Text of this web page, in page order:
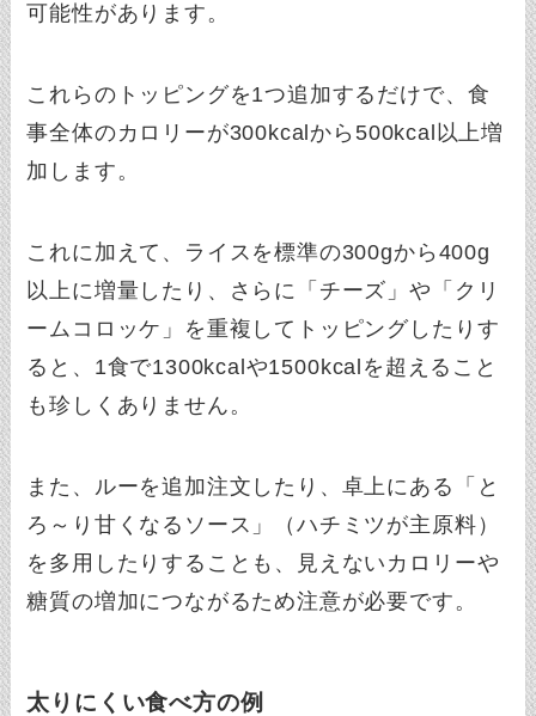
可能性があります。
これらのトッピングを1つ追加するだけで、食
事全体のカロリーが300kcalから500kcal以上増
加します。
これに加えて、ライスを標準の300gから400g
以上に増量したり、さらに「チーズ」や「クリ
ームコロッケ」を重複してトッピングしたりす
ると、1食で1300kcalや1500kcalを超えること
も珍しくありません。
また、ルーを追加注文したり、卓上にある「と
ろ～り甘くなるソース」（ハチミツが主原料）
を多用したりすることも、見えないカロリーや
糖質の増加につながるため注意が必要です。
太りにくい食べ方の例